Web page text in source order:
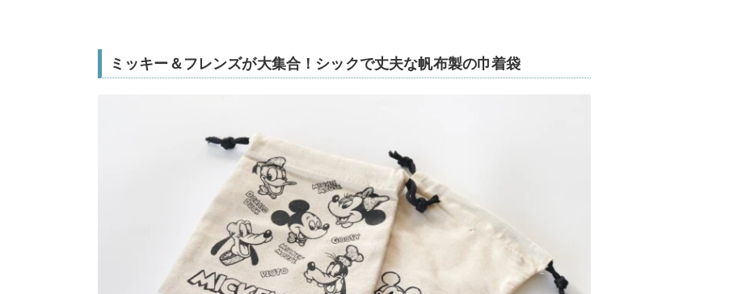
ミッキー＆フレンズが大集合！シックで丈夫な帆布製の巾着袋